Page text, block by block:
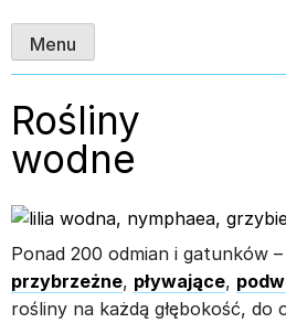
Skip
content
ogrody wodne
Menu
Rośliny
wodne
Ponad 200 odmian i gatunków
przybrzeżne, pływające,
rośliny na każdą głębokość, do